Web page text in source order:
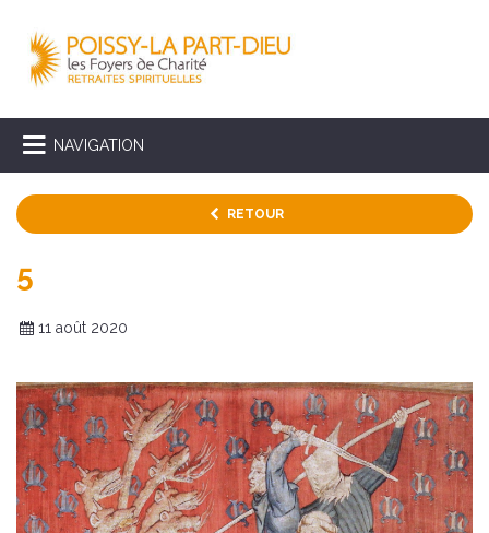
NAVIGATION
RETOUR
5
11 août 2020